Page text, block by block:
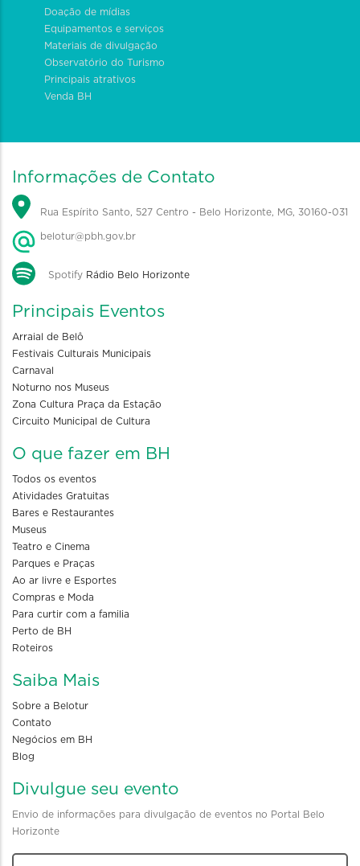
Doação de mídias
Equipamentos e serviços
Materiais de divulgação
Observatório do Turismo
Principais atrativos
Venda BH
Informações de Contato
Rua Espírito Santo, 527 Centro - Belo Horizonte, MG, 30160-031
belotur@pbh.gov.br
Spotify Rádio Belo Horizonte
Principais Eventos
Arraial de Belô
Festivais Culturais Municipais
Carnaval
Noturno nos Museus
Zona Cultura Praça da Estação
Circuito Municipal de Cultura
O que fazer em BH
Todos os eventos
Atividades Gratuitas
Bares e Restaurantes
Museus
Teatro e Cinema
Parques e Praças
Ao ar livre e Esportes
Compras e Moda
Para curtir com a familia
Perto de BH
Roteiros
Saiba Mais
Sobre a Belotur
Contato
Negócios em BH
Blog
Divulgue seu evento
Envio de informações para divulgação de eventos no Portal Belo
Horizonte